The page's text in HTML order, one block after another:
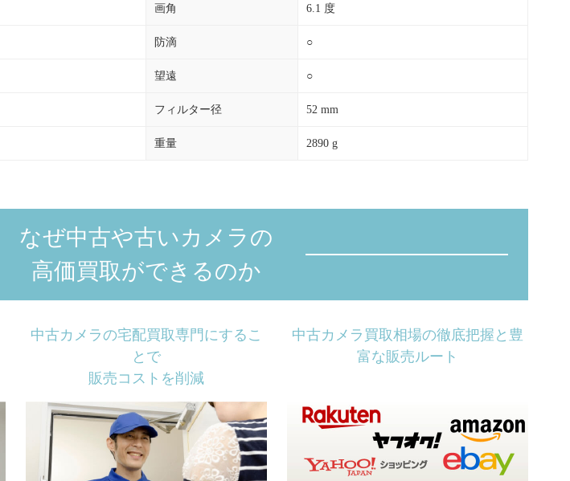
画角 6.1 度
防滴 ○
望遠 ○
フィルター径 52 mm
重量 2890 g
なぜ中古や古いカメラの
高価買取ができるのか
中古カメラの宅配買取専門にするこ
とで
販売コストを削減
中古カメラ買取相場の徹底把握と豊
富な販売ルート